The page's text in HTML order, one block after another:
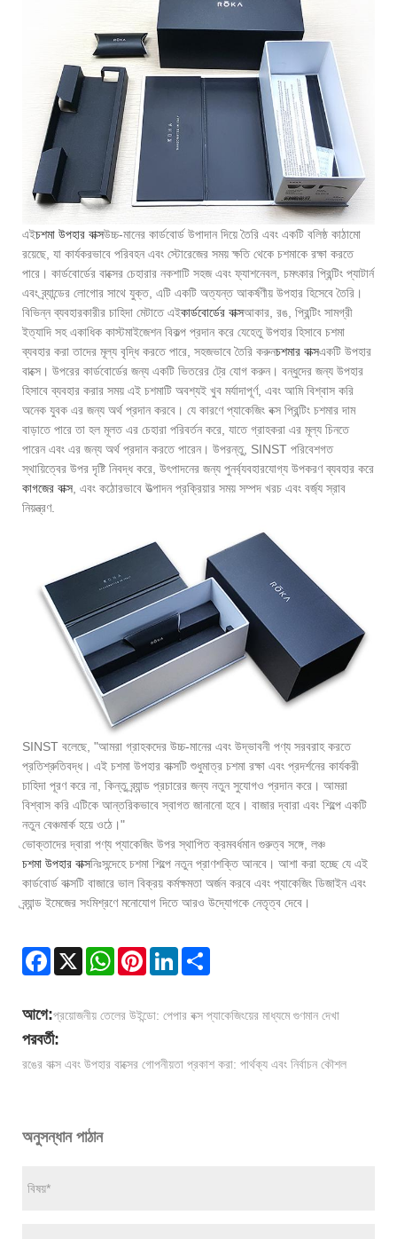
এইচশমা উপহার বাক্সউচ্চ-মানের কার্ডবোর্ড উপাদান দিয়ে তৈরি এবং একটি বলিষ্ঠ কাঠামো
রয়েছে, যা কার্যকরভাবে পরিবহন এবং স্টোরেজের সময় ক্ষতি থেকে চশমাকে রক্ষা করতে
পারে। কার্ডবোর্ডের বাক্সের চেহারার নকশাটি সহজ এবং ফ্যাশনেবল, চমৎকার প্রিন্টিং প্যাটার্ন
এবং ব্র্যান্ডের লোগোর সাথে যুক্ত, এটি একটি অত্যন্ত আকর্ষণীয় উপহার হিসেবে তৈরি।
বিভিন্ন ব্যবহারকারীর চাহিদা মেটাতে এইকার্ডবোর্ডের বাক্সআকার, রঙ, প্রিন্টিং সামগ্রী
ইত্যাদি সহ একাধিক কাস্টমাইজেশন বিকল্প প্রদান করে যেহেতু উপহার হিসাবে চশমা
ব্যবহার করা তাদের মূল্য বৃদ্ধি করতে পারে, সহজভাবে তৈরি করুনচশমার বাক্সএকটি উপহার
বাক্সে। উপরের কার্ডবোর্ডের জন্য একটি ভিতরের ট্রে যোগ করুন। বন্ধুদের জন্য উপহার
হিসাবে ব্যবহার করার সময় এই চশমাটি অবশ্যই খুব মর্যাদাপূর্ণ, এবং আমি বিশ্বাস করি
অনেক যুবক এর জন্য অর্থ প্রদান করবে। যে কারণে প্যাকেজিং বক্স প্রিন্টিং চশমার দাম
বাড়াতে পারে তা হল মূলত এর চেহারা পরিবর্তন করে, যাতে গ্রাহকরা এর মূল্য চিনতে
পারেন এবং এর জন্য অর্থ প্রদান করতে পারেন। উপরন্তু, SINST পরিবেশগত
স্থায়িত্বের উপর দৃষ্টি নিবদ্ধ করে, উৎপাদনের জন্য পুনর্ব্যবহারযোগ্য উপকরণ ব্যবহার করে
কাগজের বাক্স , এবং কঠোরভাবে উত্পাদন প্রক্রিয়ার সময় সম্পদ খরচ এবং বর্জ্য স্রাব
নিয়ন্ত্রণ.
SINST বলেছে, "আমরা গ্রাহকদের উচ্চ-মানের এবং উদ্ভাবনী পণ্য সরবরাহ করতে
প্রতিশ্রুতিবদ্ধ। এই চশমা উপহার বাক্সটি শুধুমাত্র চশমা রক্ষা এবং প্রদর্শনের কার্যকরী
চাহিদা পূরণ করে না, কিন্তু ব্র্যান্ড প্রচারের জন্য নতুন সুযোগও প্রদান করে। আমরা
বিশ্বাস করি এটিকে আন্তরিকভাবে স্বাগত জানানো হবে। বাজার দ্বারা এবং শিল্পে একটি
নতুন বেঞ্চমার্ক হয়ে ওঠে।"
ভোক্তাদের দ্বারা পণ্য প্যাকেজিং উপর স্থাপিত ক্রমবর্ধমান গুরুত্ব সঙ্গে, লঞ্চ
চশমা উপহার বাক্সনিঃসন্দেহে চশমা শিল্পে নতুন প্রাণশক্তি আনবে। আশা করা হচ্ছে যে এই
কার্ডবোর্ড বাক্সটি বাজারে ভাল বিক্রয় কর্মক্ষমতা অর্জন করবে এবং প্যাকেজিং ডিজাইন এবং
ব্র্যান্ড ইমেজের সংমিশ্রণে মনোযোগ দিতে আরও উদ্যোগকে নেতৃত্ব দেবে।
Facebook
X WhatsAppPinterestLinkedIn
আগে:প্রয়োজনীয় তেলের উইন্ডো: পেপার বক্স প্যাকেজিংয়ের মাধ্যমে গুণমান দেখা
পরবর্তী:
রঙের বাক্স এবং উপহার বাক্সের গোপনীয়তা প্রকাশ করা: পার্থক্য এবং নির্বাচন কৌশল
অনুসন্ধান পাঠান